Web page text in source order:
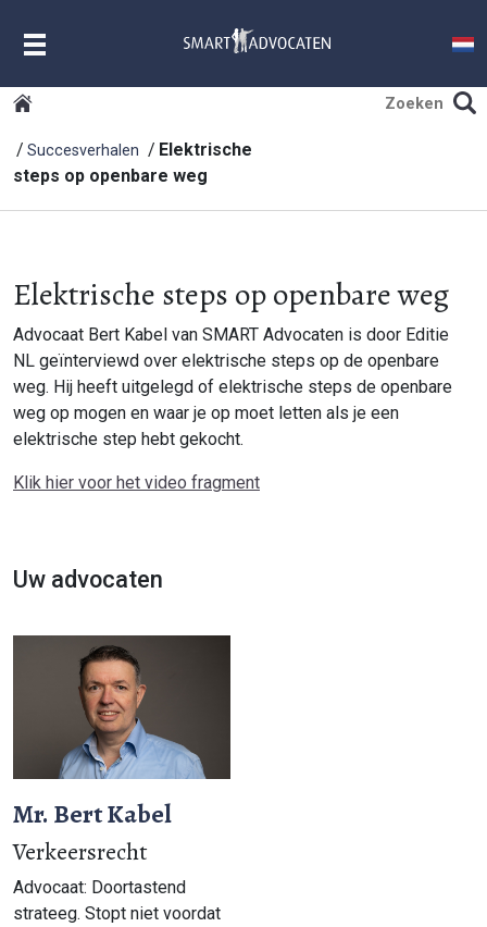
Succesverhalen
Elektrische
steps op openbare weg
Elektrische steps op openbare weg
Advocaat Bert Kabel van SMART Advocaten is door Editie
NL geïnterviewd over elektrische steps op de openbare
weg. Hij heeft uitgelegd of elektrische steps de openbare
weg op mogen en waar je op moet letten als je een
elektrische step hebt gekocht.
Klik hier voor het video fragment
Uw advocaten
Mr. Bert Kabel
Verkeersrecht
Advocaat: Doortastend
strateeg. Stopt niet voordat